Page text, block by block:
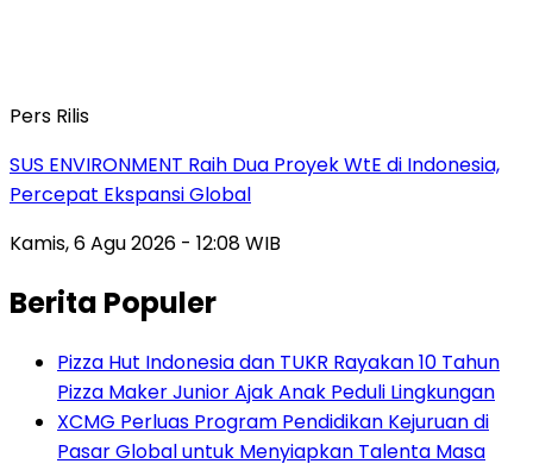
Pers Rilis
SUS ENVIRONMENT Raih Dua Proyek WtE di Indonesia,
Percepat Ekspansi Global
Kamis, 6 Agu 2026 - 12:08 WIB
Berita Populer
Pizza Hut Indonesia dan TUKR Rayakan 10 Tahun
Pizza Maker Junior Ajak Anak Peduli Lingkungan
XCMG Perluas Program Pendidikan Kejuruan di
Pasar Global untuk Menyiapkan Talenta Masa